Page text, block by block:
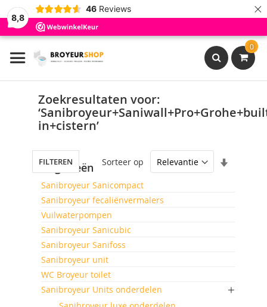
8,8
46 Reviews ×
Ga
naar
de
0
Search
Zoekresultaten voor:
in+cistern’
Sorteer op
FILTEREN
Categorieën
Sanibroyeur Sanicompact
Sanibroyeur fecaliënvermalers
Vuilwaterpompen
Sanibroyeur Sanicubic
Sanibroyeur Sanifoss
Sanibroyeur unit
WC Broyeur toilet
Sanibroyeur Units onderdelen